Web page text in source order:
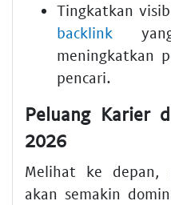
Tingkatkan
backlink
meningkatkan
pencari.
Peluang Karier
2026
Melihat ke depan,
akan semakin